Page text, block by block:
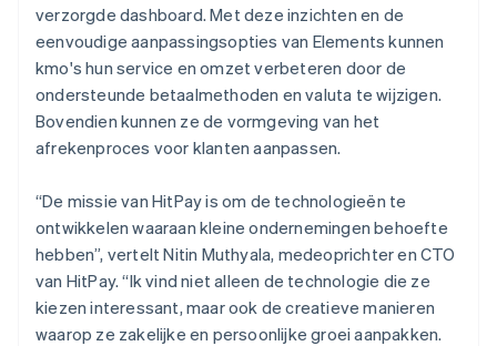
verzorgde dashboard. Met deze inzichten en de
eenvoudige aanpassingsopties van Elements kunnen
kmo's hun service en omzet verbeteren door de
ondersteunde betaalmethoden en valuta te wijzigen.
Bovendien kunnen ze de vormgeving van het
afrekenproces voor klanten aanpassen.
“De missie van HitPay is om de technologieën te
ontwikkelen waaraan kleine ondernemingen behoefte
hebben”, vertelt Nitin Muthyala, medeoprichter en CTO
van HitPay. “Ik vind niet alleen de technologie die ze
kiezen interessant, maar ook de creatieve manieren
waarop ze zakelijke en persoonlijke groei aanpakken.